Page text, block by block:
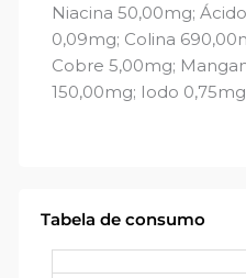
Niacina 50,00mg;
0,09mg; Colina
Cobre 5,00mg;
150,00mg; Iodo
Tabela de consumo